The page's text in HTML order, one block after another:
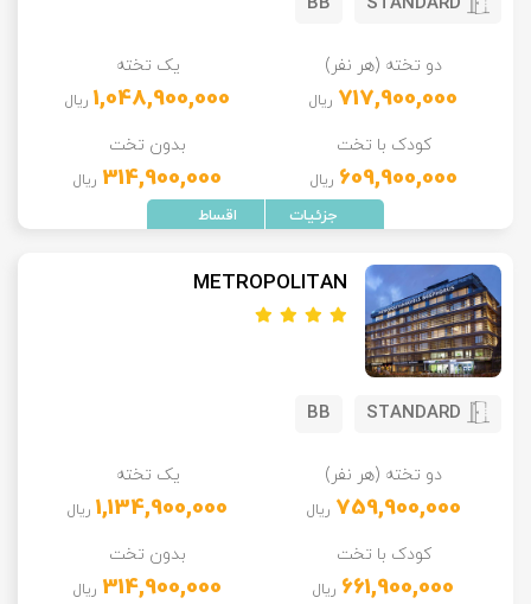
دو تخته (هر نفر)
717,900,000 ریال
یک تخته
1,048,900,000 ریال
کودک با تخت
609,900,000 ریال
بدون تخت
314,900,000 ریال
METROPOLITAN
STANDARD
BB
دو تخته (هر نفر)
759,900,000 ریال
یک تخته
1,134,900,000 ریال
کودک با تخت
661,900,000 ریال
بدون تخت
314,900,000 ریال